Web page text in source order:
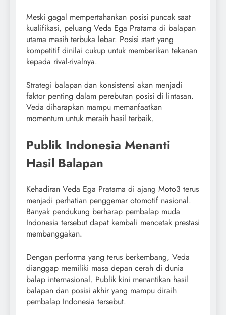
Meski gagal mempertahankan posisi puncak saat
kualifikasi, peluang Veda Ega Pratama di balapan
utama masih terbuka lebar. Posisi start yang
kompetitif dinilai cukup untuk memberikan tekanan
kepada rival-rivalnya.
Strategi balapan dan konsistensi akan menjadi
faktor penting dalam perebutan posisi di lintasan.
Veda diharapkan mampu memanfaatkan
momentum untuk meraih hasil terbaik.
Publik Indonesia Menanti
Hasil Balapan
Kehadiran Veda Ega Pratama di ajang Moto3 terus
menjadi perhatian penggemar otomotif nasional.
Banyak pendukung berharap pembalap muda
Indonesia tersebut dapat kembali mencetak prestasi
membanggakan.
Dengan performa yang terus berkembang, Veda
dianggap memiliki masa depan cerah di dunia
balap internasional. Publik kini menantikan hasil
balapan dan posisi akhir yang mampu diraih
pembalap Indonesia tersebut.